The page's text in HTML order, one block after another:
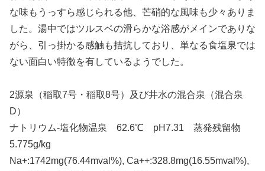
な味もうっすら感じられる他、芒硝的な風味も少々ありま
した。湯中ではツルスベの滑らかな浴感がメインでありな
がら、引っ掛かる感触も拮抗しており、単なる食塩泉では
ない面白い特徴を有しているようでした。
2源泉（稲取7号・稲取8号）及び井水の混合泉（混合泉
D）
ナトリウム-塩化物温泉 62.6℃ pH7.31 蒸発残留物
5.775g/kg
Na+:1742mg(76.44mval%), Ca++:328.8mg(16.55mval%),